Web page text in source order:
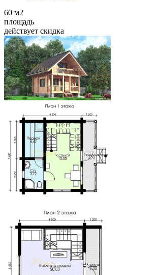
60 м2
площадь
действует скидка